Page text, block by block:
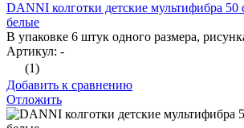
DANNI колготки детские мультифибра
белые
В упаковке 6 штук одного размера,
Артикул: -
(1)
Добавить к сравнению
Отложить